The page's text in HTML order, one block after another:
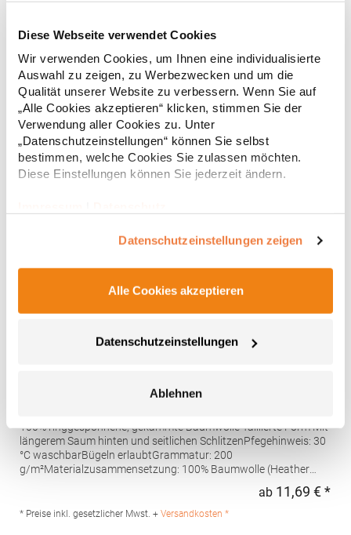
Diese Webseite verwendet Cookies
Wir verwenden Cookies, um Ihnen eine individualisierte
Auswahl zu zeigen, zu Werbezwecken und um die
Qualität unserer Website zu verbessern. Wenn Sie auf
„Alle Cookies akzeptieren“ klicken, stimmen Sie der
Verwendung aller Cookies zu. Unter
„Datenschutzeinstellungen“ können Sie selbst
bestimmen, welche Cookies Sie zulassen möchten.
Diese Einstellungen können Sie jederzeit ändern.
Datenschutzeinstellungen zeigen
Alle Cookies akzeptieren
Datenschutzeinstellungen
Ablehnen
Tailliertes Kurzarm-Poloshirt für Damen aus zertifizierter Bio-
Baumwolle Kragen und Ärmelbündchen aus 1x1-Rippe
Knopfleiste mit zwei Knöpfen Verstärkte Nahtabdeckung am
Kragen Seitenschlitze am Saum Herausreißbares
LabelPfegehinweis: 40 °C waschbarBügeln erlaubtGrammatur:
210 g/m²Materialzusammensetzung: 100% Baumwolle (Heather
Grey: 85% Baumwolle / 15% Viskose)Angaben zur
Spanien E-Mail: info@gorfactory.es
ab12,55 € *
* Preise inkl. gesetzlicher Mwst. +Versandkosten *
AQ020 Asquith & Fox Damen klassisches Polo
100% ringgesponnene, gekämmte Baumwolle Taillierte Form Mit
längerem Saum hinten und seitlichen SchlitzenPfegehinweis: 30
°C waschbarBügeln erlaubtGrammatur: 200
g/m²Materialzusammensetzung: 100% Baumwolle (Heather
Naas Road Bus. Park Naas Road Dublin D12 ER80 ROI Irland E-
ab 11,69 € *
* Preise inkl. gesetzlicher Mwst. + Versandkosten *